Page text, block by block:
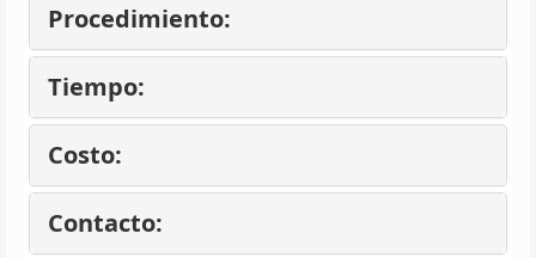
Procedimiento:
Tiempo:
Costo:
Contacto: